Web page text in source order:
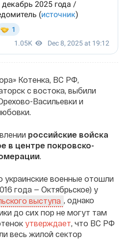
Котенка, ВС РФ,
с востока, выбили
Васильевки и
российские войска
в центре покровско-
.
украинские военные отошли
года — Октябрьское) у
выступа , однако
до сих пор не могут там
утверждает, что ВС РФ
весь жилой сектор